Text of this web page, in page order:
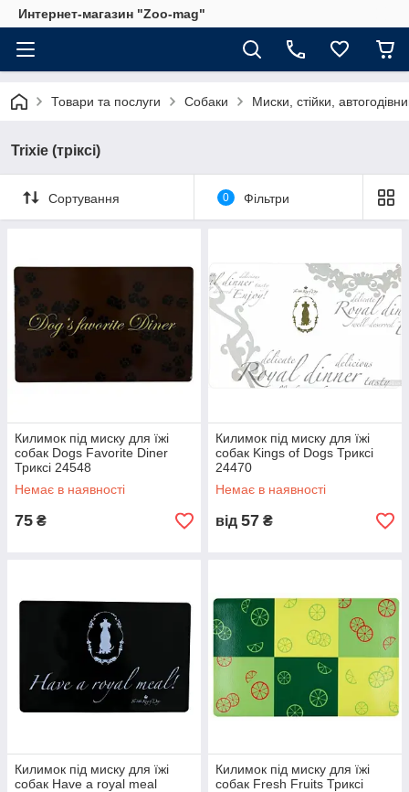
Интернет-магазин "Zoo-mag"
Товари та послуги Собаки Миски, стійки,
Trixie (тріксі)
Сортування 0 Фільтри
Килимок під миску для їжі
собак Dogs Favorite Diner
Триксі 24548
Немає в наявності
75 ₴
Килимок під миску для їжі
собак Kings of Dogs Триксі
24470
Немає в наявності
від 57 ₴
Килимок під миску для їжі
собак Have a royal meal
Килимок під миску для їжі
собак Fresh Fruits Триксі